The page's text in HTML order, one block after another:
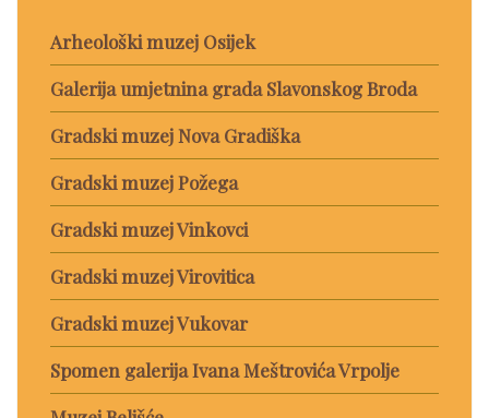
Arheološki muzej Osijek
Galerija umjetnina grada Slavonskog Broda
Gradski muzej Nova Gradiška
Gradski muzej Požega
Gradski muzej Vinkovci
Gradski muzej Virovitica
Gradski muzej Vukovar
Spomen galerija Ivana Meštrovića Vrpolje